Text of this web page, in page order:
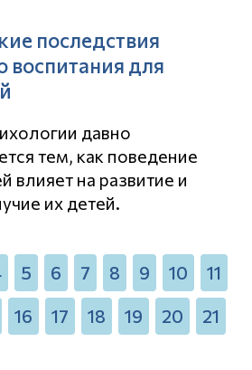
последствия
воспитания для
давно
тем, как поведение
влияет на развитие и
их детей.
5 6 7 8 9 10
11
16 17 18 19 20
21